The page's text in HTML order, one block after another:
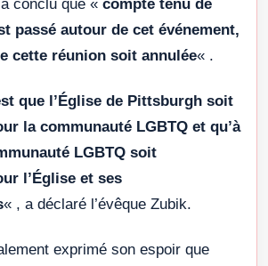
a conclu que « compte tenu de
passé autour de cet événement,
cette réunion soit annulée« .
que l’Église de Pittsburgh soit
la communauté LGBTQ et qu’à
LGBTQ soit
l’Église et ses
« , a déclaré l’évêque Zubik.
exprimé son espoir que